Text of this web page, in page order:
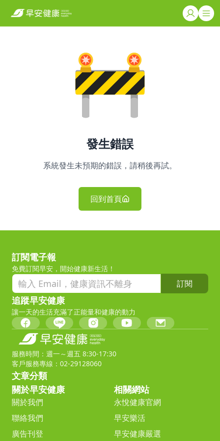
發生錯誤
系統發生未預期的錯誤，請稍後再試。
回到首頁
訂閱電子報
免費訂閱早安，開始健康新生活！
訂閱
追蹤早安健康
讓一天的生活充滿了正能量和健康的動力
服務時間：週一～週五 8:30-17:30
客戶服務專線：02-29128060
文章分類
關於早安健康
關於我們
聯絡我們
廣告刊登
相關網站
永悅健康官網
早安樂活
早安健康嚴選